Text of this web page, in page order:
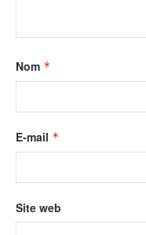
Nom *
E-mail *
Site web